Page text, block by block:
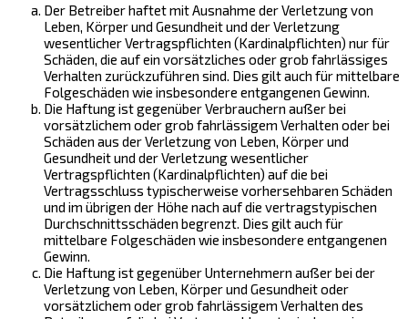
Der Betreiber haftet mit Ausnahme der Verletzung von
Leben, Körper und Gesundheit und der Verletzung
wesentlicher Vertragspflichten (Kardinalpflichten) nur für
Schäden, die auf ein vorsätzliches oder grob fahrlässiges
Verhalten zurückzuführen sind. Dies gilt auch für mittelbare
Folgeschäden wie insbesondere entgangenen Gewinn.
Die Haftung ist gegenüber Verbrauchern außer bei
vorsätzlichem oder grob fahrlässigem Verhalten oder bei
Schäden aus der Verletzung von Leben, Körper und
Gesundheit und der Verletzung wesentlicher
Vertragspflichten (Kardinalpflichten) auf die bei
Vertragsschluss typischerweise vorhersehbaren Schäden
und im übrigen der Höhe nach auf die vertragstypischen
Durchschnittsschäden begrenzt. Dies gilt auch für
mittelbare Folgeschäden wie insbesondere entgangenen
Gewinn.
Die Haftung ist gegenüber Unternehmern außer bei der
Verletzung von Leben, Körper und Gesundheit oder
vorsätzlichem oder grob fahrlässigem Verhalten des